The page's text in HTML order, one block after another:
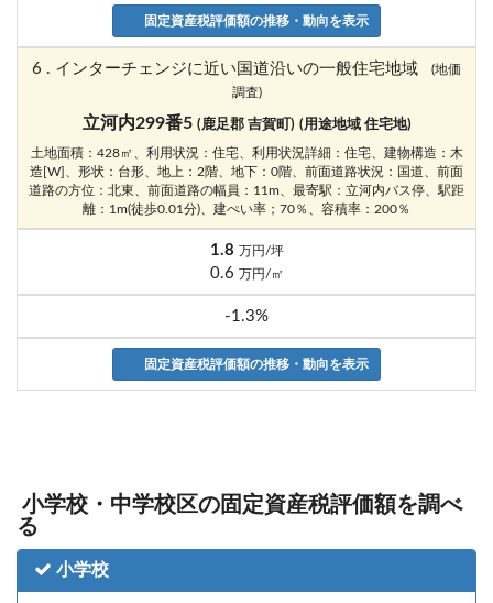
固定資産税評価額の推移・動向を表示
6 . インターチェンジに近い国道沿いの一般住宅地域
(地価
調査)
立河内299番5 (鹿足郡 吉賀町) (用途地域 住宅地)
土地面積：428㎡、利用状況：住宅、利用状況詳細：住宅、建物構造：木
造[W]、形状：台形、地上：2階、地下：0階、前面道路状況：国道、前面
道路の方位：北東、前面道路の幅員：11m、最寄駅：立河内バス停、駅距
離：1m(徒歩0.01分)、建ぺい率；70％、容積率：200％
1.8 万円/坪
0.6 万円/㎡
-1.3%
固定資産税評価額の推移・動向を表示
小学校・中学校区の固定資産税評価額を調べ
る
小学校